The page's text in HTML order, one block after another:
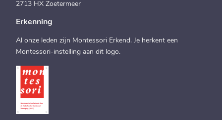
2713 HX Zoetermeer
Erkenning
Al onze leden zijn Montessori Erkend. Je herkent een
Montessori-instelling aan dit logo.